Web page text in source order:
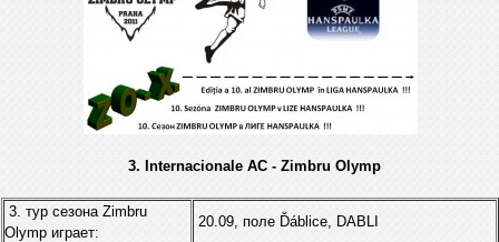
3. Internacionale AC - Zimbru Olymp
3. тур сезона Zimbru
Оlymp играет:
20.09, поле Ďáblice, DABLI